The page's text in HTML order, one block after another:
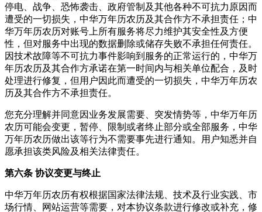
停电、战争、恐怖袭击、政府管制及其他各种不可抗力原因而
遭受的一切损失，中华万年历农历及其合作方不承担责任；中
华万年历农历对账号上所有服务将尽力维护其安全性及方便
性，但对服务中出现的数据删除或储存失败不承担任何责任。
因技术故障等不可抗力事件影响到服务的正常运行的，中华万
年历农历及其合作方承诺在第一时间内与相关单位配合，及时
处理进行修复，但用户因此而遭受的一切损失，中华万年历农
历及其合作方不承担责任。
您充分理解并同意因业务发展需要、突发情势等，中华万年历
农历可能会变更，暂停、限制或者终止部分或全部服务，中华
万年历农历做出该等行为不需要事先进行通知。用户知悉并自
愿承担该类风险及相关法律责任。
第六条 协议变更与终止
中华万年历农历有权根据国家法律法规、技术及行业实践、市
场行情、网站运营等需要，对本协议条款进行修改或补充，修